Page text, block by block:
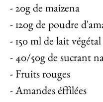
- 20g de maizena
- 120g de poudre
- 150 ml de lait
- 40/50g de sucrant
- Fruits rouges
- Amandes éffilées